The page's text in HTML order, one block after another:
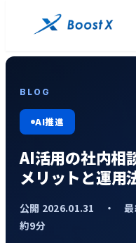
BLOG
AI推進
AI活用の社内相
メリットと運用
公開 2026.01.31 ・
約9分